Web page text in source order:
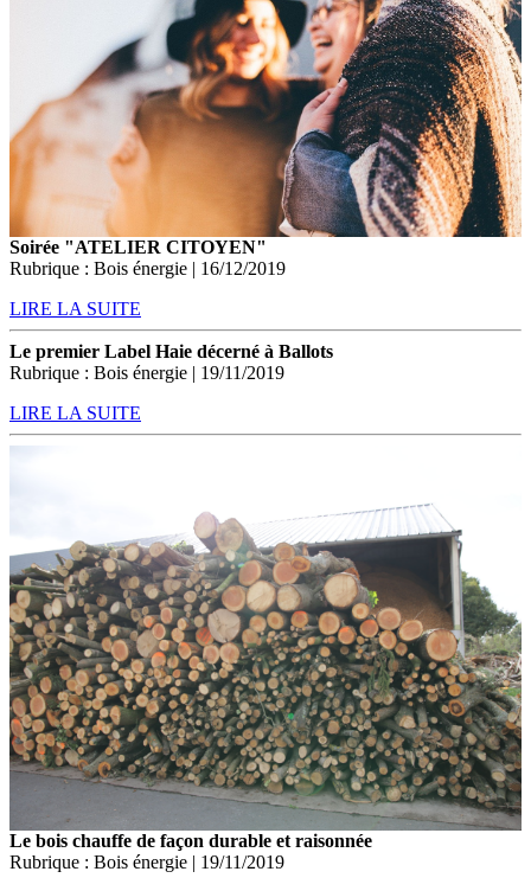
Soirée "ATELIER CITOYEN"
Rubrique : Bois énergie | 16/12/2019
LIRE LA SUITE
Le premier Label Haie décerné à Ballots
Rubrique : Bois énergie | 19/11/2019
LIRE LA SUITE
Le bois chauffe de façon durable et raisonnée
Rubrique : Bois énergie | 19/11/2019